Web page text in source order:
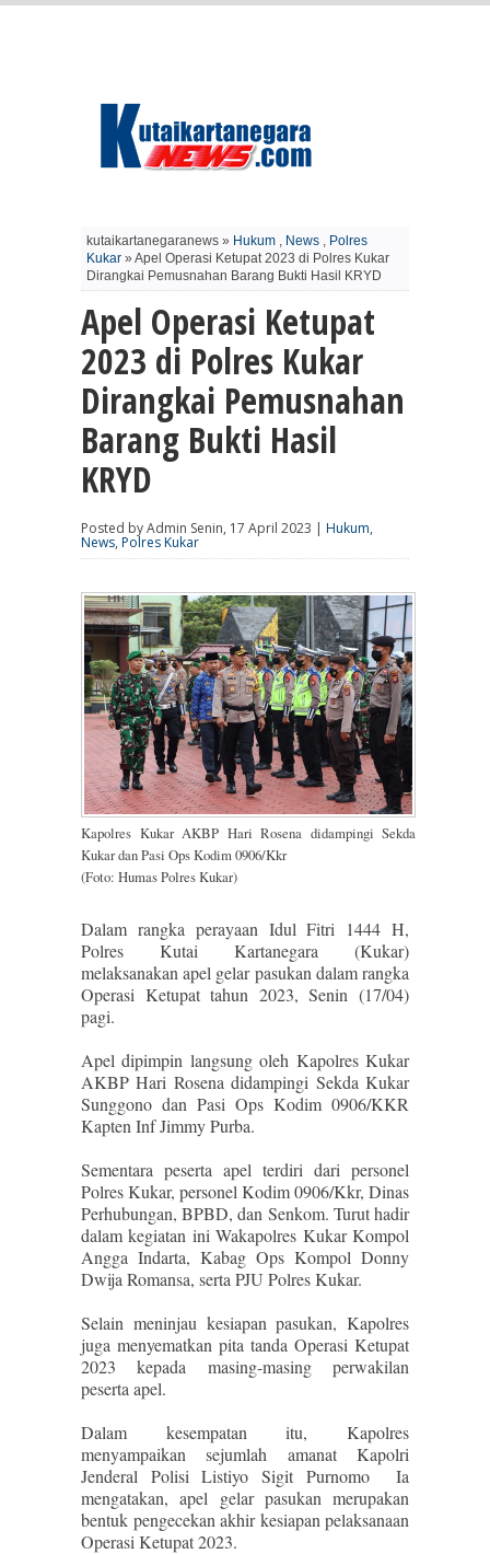
kutaikartanegaranews » Hukum , News , Polres
Kukar » Apel Operasi Ketupat 2023 di Polres Kukar
Dirangkai Pemusnahan Barang Bukti Hasil KRYD
Apel Operasi Ketupat
2023 di Polres Kukar
Dirangkai Pemusnahan
Barang Bukti Hasil
KRYD
Posted by Admin Senin, 17 April 2023 | Hukum,
News, Polres Kukar
Kapolres Kukar AKBP Hari Rosena didampingi Sekda
Kukar dan Pasi Ops Kodim 0906/Kkr
(Foto: Humas Polres Kukar)
Dalam rangka perayaan Idul Fitri 1444 H,
Polres Kutai Kartanegara (Kukar)
melaksanakan apel gelar pasukan dalam rangka
Operasi Ketupat tahun 2023, Senin (17/04)
pagi.
Apel dipimpin langsung oleh Kapolres Kukar
AKBP Hari Rosena didampingi Sekda Kukar
Sunggono dan Pasi Ops Kodim 0906/KKR
Kapten Inf Jimmy Purba.
Sementara peserta apel terdiri dari personel
Polres Kukar, personel Kodim 0906/Kkr, Dinas
Perhubungan, BPBD, dan Senkom. Turut hadir
dalam kegiatan ini Wakapolres Kukar Kompol
Angga Indarta, Kabag Ops Kompol Donny
Dwija Romansa, serta PJU Polres Kukar.
Selain meninjau kesiapan pasukan, Kapolres
juga menyematkan pita tanda Operasi Ketupat
2023 kepada masing-masing perwakilan
peserta apel.
Dalam kesempatan itu, Kapolres
menyampaikan sejumlah amanat Kapolri
Jenderal Polisi Listiyo Sigit Purnomo Ia
mengatakan, apel gelar pasukan merupakan
bentuk pengecekan akhir kesiapan pelaksanaan
Operasi Ketupat 2023.